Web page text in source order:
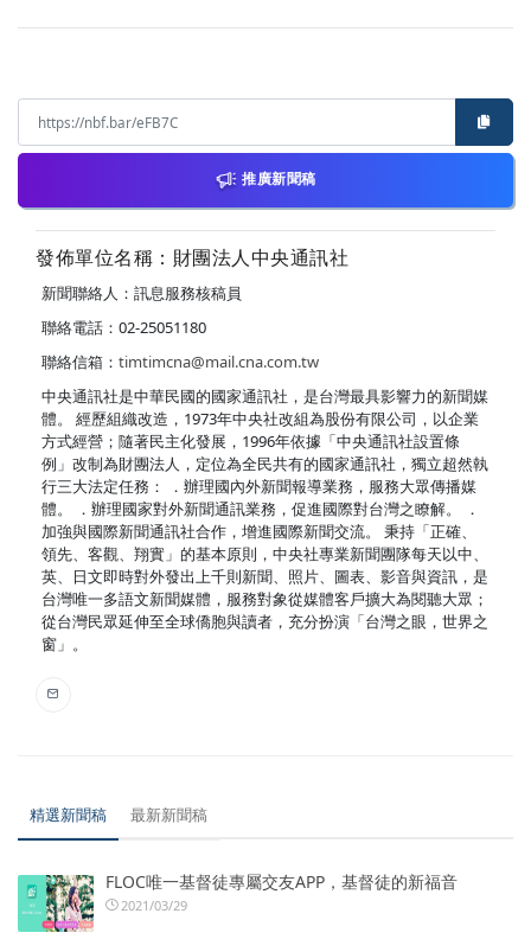
推廣新聞稿
發佈單位名稱：財團法人中央通訊社
新聞聯絡人：訊息服務核稿員
聯絡電話：02-25051180
聯絡信箱： timtimcna@mail.cna.com.tw
中央通訊社是中華民國的國家通訊社，是台灣最具影響力的新聞媒
體。 經歷組織改造，1973年中央社改組為股份有限公司，以企業
方式經營；隨著民主化發展，1996年依據「中央通訊社設置條
例」改制為財團法人，定位為全民共有的國家通訊社，獨立超然執
行三大法定任務： ．辦理國內外新聞報導業務，服務大眾傳播媒
體。 ．辦理國家對外新聞通訊業務，促進國際對台灣之瞭解。 ．
加強與國際新聞通訊社合作，增進國際新聞交流。 秉持「正確、
領先、客觀、翔實」的基本原則，中央社專業新聞團隊每天以中、
英、日文即時對外發出上千則新聞、照片、圖表、影音與資訊，是
台灣唯一多語文新聞媒體，服務對象從媒體客戶擴大為閱聽大眾；
從台灣民眾延伸至全球僑胞與讀者，充分扮演「台灣之眼，世界之
窗」。
精選新聞稿 最新新聞稿
FLOC唯一基督徒專屬交友APP，基督徒的新福音
2021/03/29